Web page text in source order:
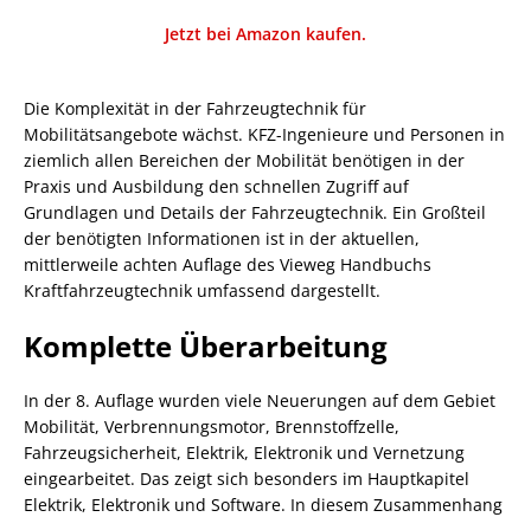
Jetzt bei Amazon kaufen.
Die Komplexität in der Fahrzeugtechnik für
Mobilitätsangebote wächst. KFZ-Ingenieure und Personen in
ziemlich allen Bereichen der Mobilität benötigen in der
Praxis und Ausbildung den schnellen Zugriff auf
Grundlagen und Details der Fahrzeugtechnik. Ein Großteil
der benötigten Informationen ist in der aktuellen,
mittlerweile achten Auflage des Vieweg Handbuchs
Kraftfahrzeugtechnik umfassend dargestellt.
Komplette Überarbeitung
In der 8. Auflage wurden viele Neuerungen auf dem Gebiet
Mobilität, Verbrennungsmotor, Brennstoffzelle,
Fahrzeugsicherheit, Elektrik, Elektronik und Vernetzung
eingearbeitet. Das zeigt sich besonders im Hauptkapitel
Elektrik, Elektronik und Software. In diesem Zusammenhang